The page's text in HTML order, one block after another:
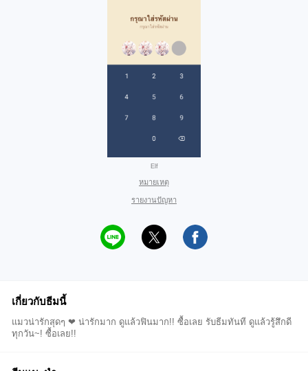
Elf
หมายเหตุ
รายงานปัญหา
เกี่ยวกับธีมนี้
แมวน่ารักสุดๆ ❤ น่ารักมาก ดูแล้วฟินมาก!! ซื้อเลย รับธีมทันที ดูแล้วรู้สึกดี
ทุกวัน~! ซื้อเลย!!